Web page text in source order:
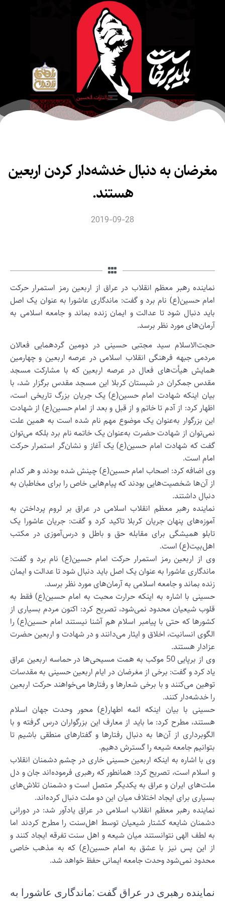
به دنبال خدشه‌دار کردن اربعین
هستند.
2019-09-28
رهبر معظم انقلاب در عراق از اربعین رمز استمرار حرکت
حسین(ع) نام برد و گفت: ماندگاری عاشورا به عنوان یک اصل
دنبال شود تا عدالت و ایمان زنده بماند و جامعه اسلامی به
مورد نظر برسد.
سید مجتبی حسینی در دومین گردهمایی فعالان
جبهه فرهنگی انقلاب اسلامی در عرصه اربعین و چهارمین
هیأت‌های فعال در عرصه اربعین که با مشارکت مسجد
جمکران در شبستان کربلا این مسجد مقدس برگزار شد، با
اینکه شهادت امام حسین(ع) یک جریان بزرگ تاریخی است،
کرد: از آدم تا خاتم و از قبل و بعد از امام حسین(ع) از شهادت
بزرگوار به‌عنوان یک موضوع مهم نام شده است به همین علت
از شهادت حضرت به‌عنوان یک خاتمه نام برد بلکه می‌توان
که شهادت امام حسین(ع) یک آغاز و نشان‌گر استمرار حرکت
است.
اضافه کرد: اصحاب امام حسین(ع) چینش شده بودند و هر کدام
آن‌ها شخصیت‌‌هایی بودند که پیام‌هایی خاص را برای مخاطبان به
داشتند.
رهبر معظم انقلاب اسلامی در عراق بر لروم پرداختن به
پنهان جریان کربلا تاکید کرد و گفت: جریان عاشورا یک
همیشگی برای مقابله حق و باطل و درس‌آموزی در مکتب
است.
از اربعین رمز استمرار حرکت امام حسین(ع) نام برد و گفت:
عاشورا به عنوان یک اصل باید دنبال شود تا عدالت و ایمان
بماند و جامعه اسلامی به آرمان‌های مورد نظر برسد.
با اشاره به اینکه حرارت محبت به امام حسین(ع) فقط به
شیعیان محدود نمی‌شود، تصریح کرد: اکنون مردم بسیاری از
که حتی با پیامبر اسلام هم آشنا نیستند امام حسین(ع) را
انسانیت، اخلاق و ایثار می‌دانند و در شهادت و اربعین حضرت
هستند.
وی از برپایی 50 موکب به همت مسیحی‌ها در حماسه اربعین عراق
کرد و گفت: برخی از مغرضان در ایام اربعین حسینی به مقدسات
می‌کنند و با برخی شعارها و رفتارها می‌خواهند حرکت اربعین
خدشه‌دار کنند.
با بیان اینکه ائمه اطهار(ع) محور وحدت جهان اسلام
مطرح کرد: ما باید از معارف این بزرگواران درس گرفته و با
از آن‌ها به دنبال رفتارها و گفتارهای منطقی باشیم تا
جامعه شیعه را گسترش دهیم.
با اشاره به اینکه اربعین حسینی خاری در چشم دشمنان انقلاب
اسلام است، تصریح کرد: همانطور که رهبری فرموده‌اند جان و دل
ایران و عراق به یکدیگر متصل است و دشمنان تلاش‌های
برای ایجاد اختلاف میان این دو ملت دنبال کرده‌اند.
رهبر معظم انقلاب اسلامی در عراق یادآور شد: در دورانی
شایعه کشتار شیعیان توسط اهل‌سنت را مطرح کردند اما
لطف الهی نتوانستند میان شیعه و اهل سنت تفرقه ایجاد کنند و
این پس نیز با عشق به امام حسین(ع) که به مذهب خاصی
نمی‌شود وحدت جامعه ایمانی حفظ خواهد شد.
رهبری در عراق گفت :ماندگاری عاشورا به